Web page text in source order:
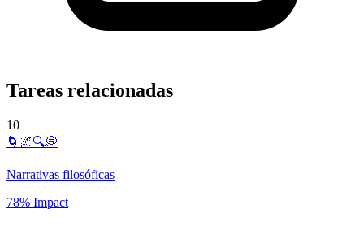
Tareas relacionadas
10
🌀🌌🔍💭
Narrativas filosóficas
78% Impact